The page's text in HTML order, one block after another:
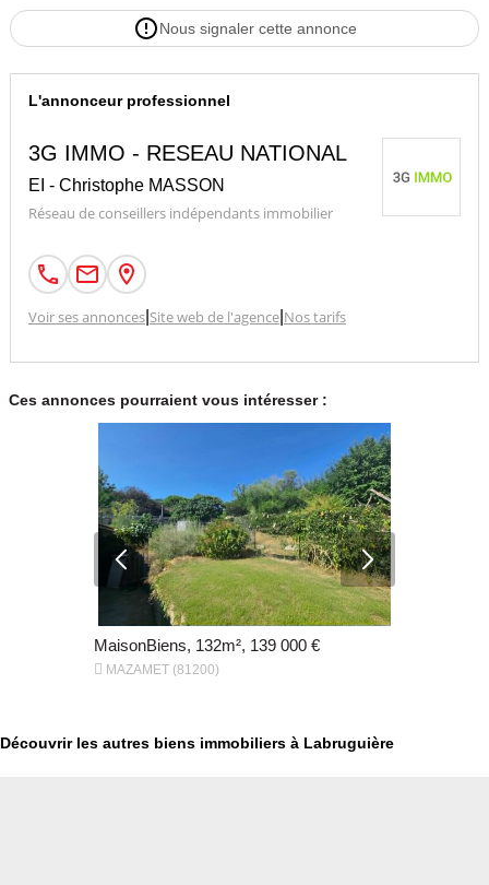
Nous signaler cette annonce
L'annonceur professionnel
3G IMMO - RESEAU NATIONAL
EI - Christophe MASSON
Réseau de conseillers indépendants immobilier
Voir ses annonces| Site web de l'agence| Nos tarifs
Ces annonces pourraient vous intéresser :
MaisonBiens, 132m², 139 000 €
 MAZAMET (81200)
Découvrir les autres biens immobiliers à Labruguière